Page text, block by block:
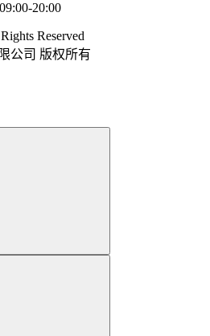
20:00
Reserved
公司 版权所有